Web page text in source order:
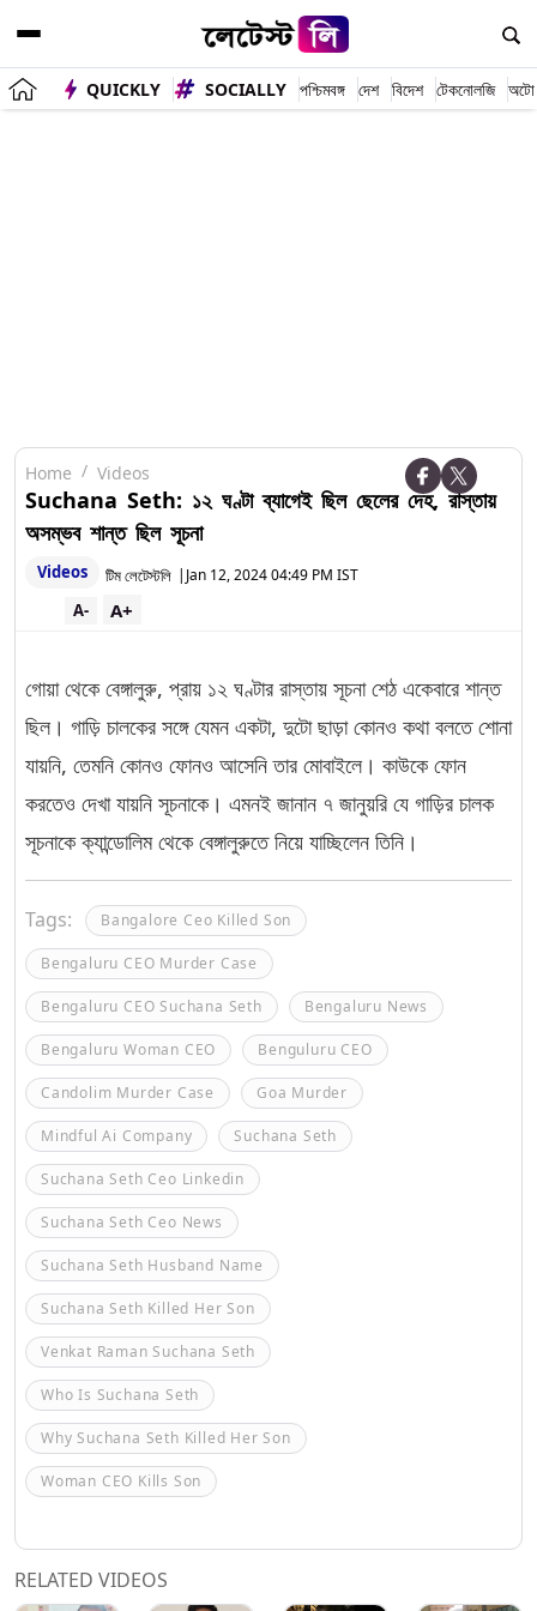
QUICKLY SOCIALLY পশ্চিমবঙ্গ দেশ বিদেশ টেকনোলজি অটো
Home Videos
Suchana Seth: ১২ ঘণ্টা ব্যাগেই ছিল ছেলের দেহ, রাস্তায়
অসম্ভব শান্ত ছিল সূচনা
Videos টিম লেটেস্টলি | Jan 12, 2024 04:49 PM IST
A+
A-
গোয়া থেকে বেঙ্গালুরু, প্রায় ১২ ঘণ্টার রাস্তায় সূচনা শেঠ একেবারে শান্ত
ছিল। গাড়ি চালকের সঙ্গে যেমন একটা, দুটো ছাড়া কোনও কথা বলতে শোনা
যায়নি, তেমনি কোনও ফোনও আসেনি তার মোবাইলে। কাউকে ফোন
করতেও দেখা যায়নি সূচনাকে। এমনই জানান ৭ জানুয়রি যে গাড়ির চালক
সূচনাকে ক্যান্ডোলিম থেকে বেঙ্গালুরুতে নিয়ে যাচ্ছিলেন তিনি।
Tags: Bangalore Ceo Killed Son
Bengaluru CEO Murder Case
Bengaluru CEO Suchana Seth Bengaluru News
Bengaluru Woman CEO Benguluru CEO
Candolim Murder Case Goa Murder
Mindful Ai Company Suchana Seth
Suchana Seth Ceo Linkedin
Suchana Seth Ceo News
Suchana Seth Husband Name
Suchana Seth Killed Her Son
Venkat Raman Suchana Seth
Who Is Suchana Seth
Why Suchana Seth Killed Her Son
Woman CEO Kills Son
RELATED VIDEOS